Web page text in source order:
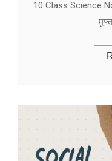
10 Class Science